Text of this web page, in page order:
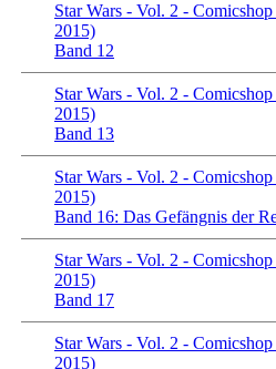
Star Wars - Vol. 2 -
2015)
Band 12
Star Wars - Vol. 2 -
2015)
Band 13
Star Wars - Vol. 2 -
2015)
Band 16: Das Gefängnis der
Star Wars - Vol. 2 -
2015)
Band 17
Star Wars - Vol. 2 -
2015)